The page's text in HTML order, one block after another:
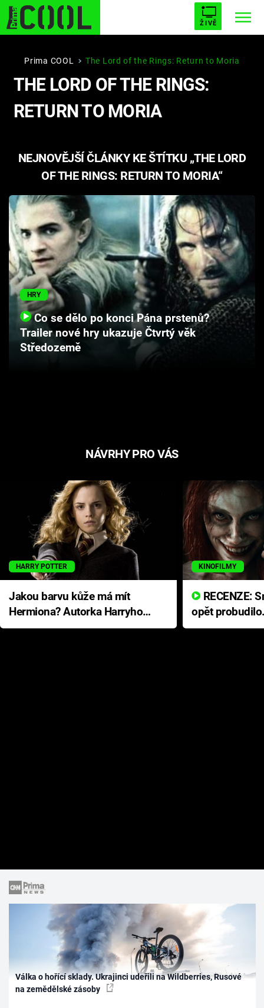
ŽIVĚ
Trendy: STARHOUSE BUFFY, PŘEMOŽITELKA UPÍRŮ
ESCAPE PLNEJ KOTEL AVENGERS 5
Témata
Seriály
Hry
Cool Esport
Pořady
TV Program
Prima COOL The Lord of the Rings: Return to Moria
THE LORD OF THE RINGS:
RETURN TO MORIA
NEJNOVĚJŠÍ ČLÁNKY KE ŠTÍTKU „THE LORD
OF THE RINGS: RETURN TO MORIA“
HRY
Co se dělo po konci Pána prstenů?
Trailer nové hry ukazuje Čtvrtý věk
Středozemě
NÁVRHY PRO VÁS
HARRY POTTER
Jakou barvu kůže má mít
Hermiona? Autorka Harryho
Pottera přišla s ráznou
KINOFILMY
opět
přichází s
Válka o hořící sklady. Ukrajinci udeřili na Wildberries, Rusové
na zemědělské zásoby